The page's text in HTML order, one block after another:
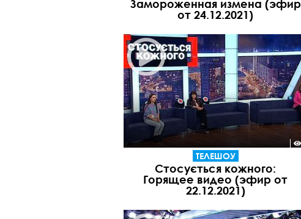
Замороженная измена (эфир
от 24.12.2021)
ТЕЛЕШОУ
Стосується кожного:
Горящее видео (эфир от
22.12.2021)